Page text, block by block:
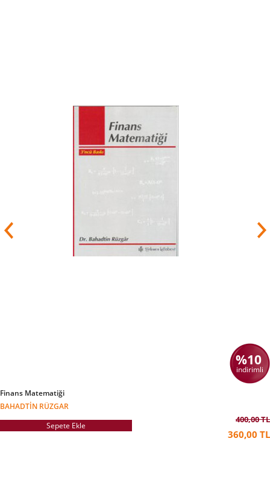
(ÖSYM) Başkanlığı görevine atanmıştır. Özer, 8
Millî Eğitim Bakanlığı Bakan Yardımcılığı görevini
yürütmüştür. 6 Ağustos 2021 tarihinde Millî
Eğitim Bakanı olarak atanmıştır.
%10
indirimli
Finans Matematiği
BAHADTIN RÜZGAR
Sepete Ekle
400,00 TL
360,00 TL